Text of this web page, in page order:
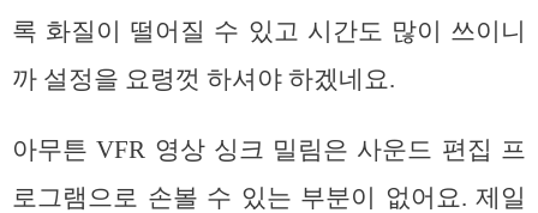
록 화질이 떨어질 수 있고 시간도 많이 쓰이니
까 설정을 요령껏 하셔야 하겠네요.
아무튼 VFR 영상 싱크 밀림은 사운드 편집 프
로그램으로 손볼 수 있는 부분이 없어요. 제일